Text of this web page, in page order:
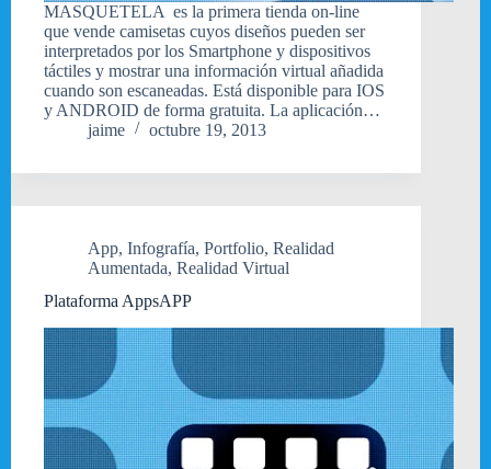
MASQUETELA es la primera tienda on-line
que vende camisetas cuyos diseños pueden ser
interpretados por los Smartphone y dispositivos
táctiles y mostrar una información virtual añadida
cuando son escaneadas. Está disponible para IOS
y ANDROID de forma gratuita. La aplicación…
jaime
octubre 19, 2013
App, Infografía, Portfolio, Realidad
Aumentada, Realidad Virtual
Plataforma AppsAPP